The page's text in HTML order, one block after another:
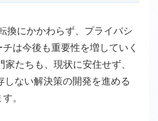
換にかかわらず、プライバシ
は今後も重要性を増していく
たちも、現状に安住せず、
ない解決策の開発を進める
。